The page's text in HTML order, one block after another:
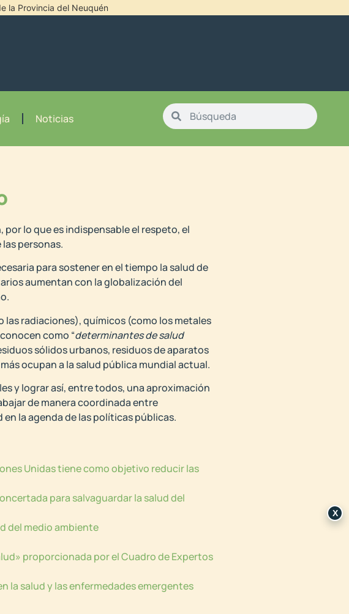
la Provincia del Neuquén
Noticias
lo que es indispensable el respeto, el
personas.
para sostener en el tiempo la salud de
aumentan con la globalización del
radiaciones), químicos (como los metales
como “determinantes de salud
sólidos urbanos, residuos de aparatos
ocupan a la salud pública mundial actual.
y lograr así, entre todos, una aproximación
de manera coordinada entre
la agenda de las políticas públicas.
Unidas tiene como objetivo reducir las
para salvaguardar la salud del
del medio ambiente
proporcionada por el Cuadro de Expertos
la salud y las enfermedades emergentes
X